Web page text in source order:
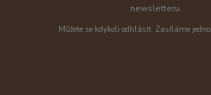
newsletteru.
Můžete se kdykoli odhlásit. Zasíláme